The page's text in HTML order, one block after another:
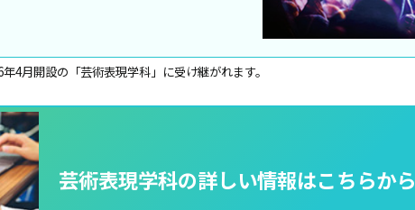
4月開設の「芸術表現学科」に受け継がれます。
芸術表現学科の詳しい情報はこちらから